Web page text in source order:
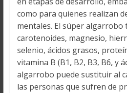
como para quienes realizan
mentales. El súper algarrobo
carotenoides, magnesio,
selenio, ácidos grasos,
vitamina B (B1, B2, B3, B6, y
algarrobo puede sustituir al
las personas que sufren de